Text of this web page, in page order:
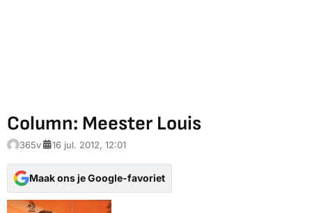
Column: Meester Louis
365v 16 jul. 2012, 12:01
Maak ons je Google-favoriet